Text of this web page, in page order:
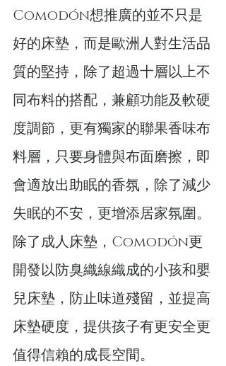
Comodón想推廣的並不只是
好的床墊，而是歐洲人對生活品
質的堅持，除了超過十層以上不
同布料的搭配，兼顧功能及軟硬
度調節，更有獨家的聯果香味布
料層，只要身體與布面磨擦，即
會適放出助眠的香氛，除了減少
失眠的不安，更增添居家氛圍。
除了成人床墊，Comodón更
開發以防臭織線織成的小孩和嬰
兒床墊，防止味道殘留，並提高
床墊硬度，提供孩子有更安全更
值得信賴的成長空間。